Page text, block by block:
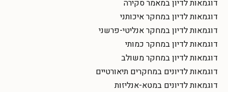
דוגמאות לדיון במאמר סקירה
דוגמאות לדיון במחקר איכותני
דוגמאות לדיון במחקר אנליטי-פרשני
דוגמאות לדיון במחקר כמותי
דוגמאות לדיון במחקר משולב
דוגמאות לדיונים במחקרים תיאורטיים
דוגמאות לדיונים במטא-אנליזות